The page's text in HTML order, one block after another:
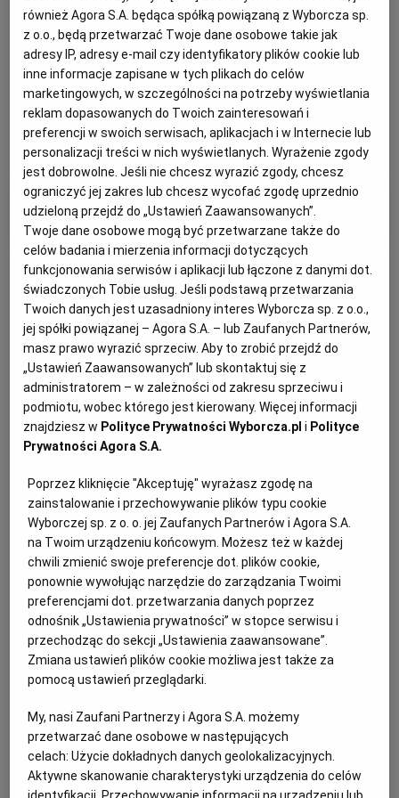
Filtry i kategorie
Otrzymuj wiadomości z najnowszymi ogłoszeniami
spełniającymi wybrane przez Ciebie kryteria.
Ustaw alert
Sortuj wg daty: od najnowszej
Ogłoszenia standardowe
Syndyk masy upadłości sprzeda z wolnej ręki
nieruchomości
Syndycy i Komornicy
Nieruchomości
Ogłoszenie aktualne od2026-08-06do2026-09-02
Syndyk informuje o sprzedaży z wolnej ręki
również Agora S.A. będąca spółką powiązaną z Wyborcza sp.
z o.o., będą przetwarzać Twoje dane osobowe takie jak
adresy IP, adresy e-mail czy identyfikatory plików cookie lub
inne informacje zapisane w tych plikach do celów
marketingowych, w szczególności na potrzeby wyświetlania
reklam dopasowanych do Twoich zainteresowań i
preferencji w swoich serwisach, aplikacjach i w Internecie lub
personalizacji treści w nich wyświetlanych. Wyrażenie zgody
jest dobrowolne. Jeśli nie chcesz wyrazić zgody, chcesz
ograniczyć jej zakres lub chcesz wycofać zgodę uprzednio
udzieloną przejdź do „Ustawień Zaawansowanych”.
Twoje dane osobowe mogą być przetwarzane także do
celów badania i mierzenia informacji dotyczących
funkcjonowania serwisów i aplikacji lub łączone z danymi dot.
świadczonych Tobie usług. Jeśli podstawą przetwarzania
Twoich danych jest uzasadniony interes Wyborcza sp. z o.o.,
jej spółki powiązanej – Agora S.A. – lub Zaufanych Partnerów,
masz prawo wyrazić sprzeciw. Aby to zrobić przejdź do
„Ustawień Zaawansowanych” lub skontaktuj się z
administratorem – w zależności od zakresu sprzeciwu i
podmiotu, wobec którego jest kierowany. Więcej informacji
znajdziesz w Polityce Prywatności Wyborcza.pl i Polityce
Prywatności Agora S.A.
Poprzez kliknięcie "Akceptuję" wyrażasz zgodę na
zainstalowanie i przechowywanie plików typu cookie
Wyborczej sp. z o. o. jej Zaufanych Partnerów i Agora S.A.
na Twoim urządzeniu końcowym. Możesz też w każdej
chwili zmienić swoje preferencje dot. plików cookie,
ponownie wywołując narzędzie do zarządzania Twoimi
preferencjami dot. przetwarzania danych poprzez
odnośnik „Ustawienia prywatności” w stopce serwisu i
przechodząc do sekcji „Ustawienia zaawansowane”.
Zmiana ustawień plików cookie możliwa jest także za
pomocą ustawień przeglądarki.
My, nasi Zaufani Partnerzy i Agora S.A. możemy
przetwarzać dane osobowe w następujących
celach:Użycie dokładnych danych geolokalizacyjnych.
Aktywne skanowanie charakterystyki urządzenia do celów